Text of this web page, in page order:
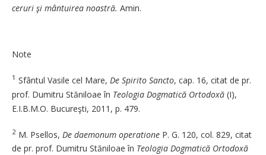
ceruri şi mântuirea noastră. Amin.
Note
1 Sfântul Vasile cel Mare, De Spirito Sancto, cap. 16, citat de pr.
prof. Dumitru Stăniloae în Teologia Dogmatică Ortodoxă (I),
E.I.B.M.O. Bucureşti, 2011, p. 479.
2 M. Psellos, De daemonum operatione P. G. 120, col. 829, citat
de pr. prof. Dumitru Stăniloae în Teologia Dogmatică Ortodoxă